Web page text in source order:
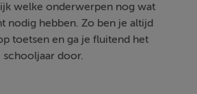
welke onderwerpen nog wat
nodig hebben. Zo ben je altijd
toetsen en ga je fluitend het
schooljaar door.